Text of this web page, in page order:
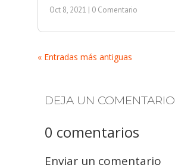
Oct 8, 2021 | 0 Comentario
« Entradas más antiguas
DEJA UN COMENTARIO
0 comentarios
Enviar un comentario